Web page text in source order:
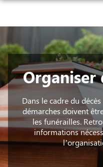
Aller
contenu
ORGANISER DES OBSÈQUES
PRÉVOIR SES OBSÈQUES
MONUMENTS FUNÉRAIRES
SERVICES AUX FAMILLES
NOTRE AGENCE
NOTRE CHAMBRE FUNÉRAIRE
ESPACES HOMMAGES
Organiser
Dans le cadre du
démarches doivent
les funérailles.
informations